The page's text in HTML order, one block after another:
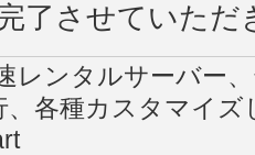
了させていただ
ンタルサーバー、
、各種カスタマイ